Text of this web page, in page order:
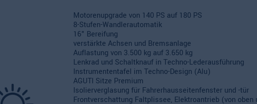
Motorenupgrade von 140 PS auf 180 PS
8-Stufen-Wandlerautomatik
16" Bereifung
verstärkte Achsen und Bremsanlage
Auflastung von 3.500 kg auf 3.650 kg
Lenkrad und Schaltknauf in Techno-Lederausführung
Instrumententafel im Techno-Design (Alu)
AGUTI Sitze Premium
Isolierverglasung für Fahrerhausseitenfenster und -tür
Frontverschattung Faltplissee, Elektroantrieb (von oben